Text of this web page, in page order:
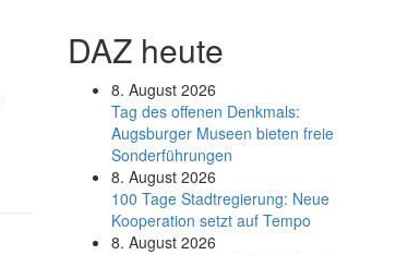
DAZ heute
8. August 2026
Tag des offenen Denkmals:
Augsburger Museen bieten freie
Sonderführungen
8. August 2026
100 Tage Stadtregierung: Neue
Kooperation setzt auf Tempo
8. August 2026